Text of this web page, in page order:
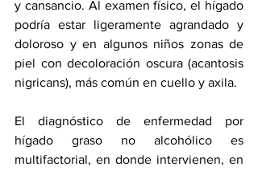
y cansancio. Al examen físico, el hígado
podría estar ligeramente agrandado y
doloroso y en algunos niños zonas de
piel con decoloración oscura (acantosis
nigricans), más común en cuello y axila.
El diagnóstico de enfermedad por
hígado graso no alcohólico es
multifactorial, en donde intervienen, en